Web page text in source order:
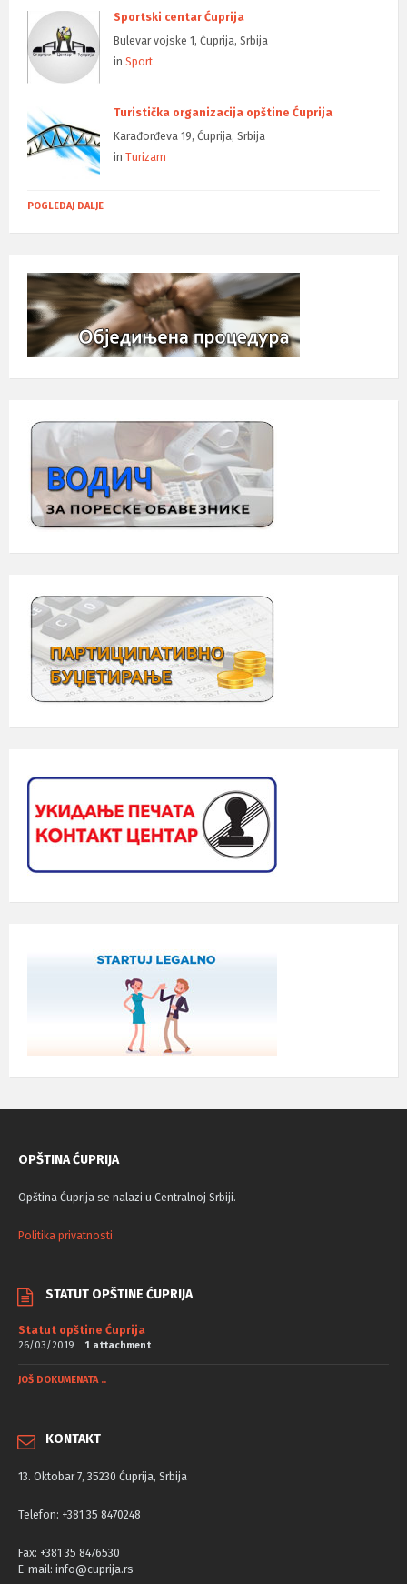
Sportski centar Ćuprija
Bulevar vojske 1, Ćuprija, Srbija
in Sport
Turistička organizacija opštine Ćuprija
Karađorđeva 19, Ćuprija, Srbija
in Turizam
POGLEDAJ DALJE
OPŠTINA ĆUPRIJA
Opština Ćuprija se nalazi u Centralnoj Srbiji.
Politika privatnosti
STATUT OPŠTINE ĆUPRIJA
Statut opštine Ćuprija
26/03/2019 1 attachment
JOŠ DOKUMENATA ..
KONTAKT
13. Oktobar 7, 35230 Ćuprija, Srbija
Telefon: +381 35 8470248
Fax: +381 35 8476530
E-mail: info@cuprija.rs